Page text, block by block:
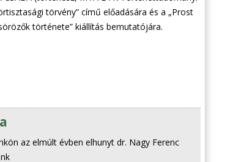
törvény” című előadására és a „Prost
története” kiállítás bemutatójára.
az elmúlt évben elhunyt dr. Nagy Ferenc